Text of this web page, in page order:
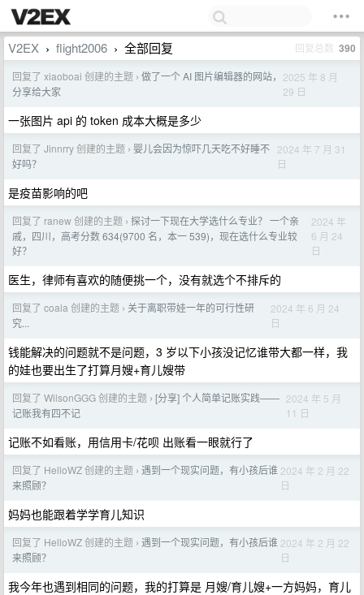
V2EX › flight2006 › 全部回复 回复总数 390
回复了 xiaoboai 创建的主题 › 做了一个 AI 图片编辑器的网站，
分享给大家
2025 年 8 月
29 日
一张图片 api 的 token 成本大概是多少
回复了 Jinnrry 创建的主题 › 婴儿会因为惊吓几天吃不好睡不
好吗？
2024 年 7 月 31
日
是疫苗影响的吧
回复了 ranew 创建的主题 › 探讨一下现在大学选什么专业？ 一个亲
戚，四川，高考分数 634(9700 名，本一 539)，现在选什么专业较
好？
2024 年
6 月 24
日
医生，律师有喜欢的随便挑一个，没有就选个不排斥的
回复了 coala 创建的主题 › 关于离职带娃一年的可行性研
究...
2024 年 6 月 24
日
钱能解决的问题就不是问题，3 岁以下小孩没记忆谁带大都一样，我
的娃也要出生了打算月嫂+育儿嫂带
回复了 WilsonGGG 创建的主题 › [分享] 个人简单记账实践——
记账我有四不记
2024 年 5 月
11 日
记账不如看账，用信用卡/花呗 出账看一眼就行了
回复了 HelloWZ 创建的主题 › 遇到一个现实问题，有小孩后谁
来照顾？
2024 年 2 月 22
日
妈妈也能跟着学学育儿知识
回复了 HelloWZ 创建的主题 › 遇到一个现实问题，有小孩后谁
来照顾？
2024 年 2 月 22
日
我今年也遇到相同的问题，我的打算是 月嫂/育儿嫂+一方妈妈，育儿